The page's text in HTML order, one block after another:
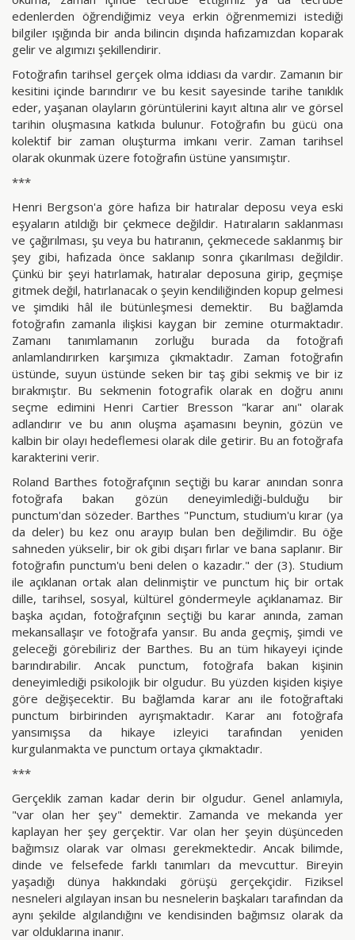
edenlerden öğrendiğimiz veya erkin öğrenmemizi istediği
bilgiler ışığında bir anda bilincin dışında hafızamızdan koparak
gelir ve algımızı şekillendirir.
Fotoğrafın tarihsel gerçek olma iddiası da vardır. Zamanın bir
kesitini içinde barındırır ve bu kesit sayesinde tarihe tanıklık
eder, yaşanan olayların görüntülerini kayıt altına alır ve görsel
tarihin oluşmasına katkıda bulunur. Fotoğrafın bu gücü ona
kolektif bir zaman oluşturma imkanı verir. Zaman tarihsel
olarak okunmak üzere fotoğrafın üstüne yansımıştır.
***
Henri Bergson'a göre hafıza bir hatıralar deposu veya eski
eşyaların atıldığı bir çekmece değildir. Hatıraların saklanması
ve çağırılması, şu veya bu hatıranın, çekmecede saklanmış bir
şey gibi, hafızada önce saklanıp sonra çıkarılması değildir.
Çünkü bir şeyi hatırlamak, hatıralar deposuna girip, geçmişe
gitmek değil, hatırlanacak o şeyin kendiliğinden kopup gelmesi
ve şimdiki hâl ile bütünleşmesi demektir. Bu bağlamda
fotoğrafın zamanla ilişkisi kaygan bir zemine oturmaktadır.
Zamanı tanımlamanın zorluğu burada da fotoğrafı
anlamlandırırken karşımıza çıkmaktadır. Zaman fotoğrafın
üstünde, suyun üstünde seken bir taş gibi sekmiş ve bir iz
bırakmıştır. Bu sekmenin fotografik olarak en doğru anını
seçme edimini Henri Cartier Bresson "karar anı" olarak
adlandırır ve bu anın oluşma aşamasını beynin, gözün ve
kalbin bir olayı hedeflemesi olarak dile getirir. Bu an fotoğrafa
karakterini verir.
Roland Barthes fotoğrafçının seçtiği bu karar anından sonra
fotoğrafa bakan gözün deneyimlediği-bulduğu bir
punctum'dan sözeder. Barthes "Punctum, studium'u kırar (ya
da deler) bu kez onu arayıp bulan ben değilimdir. Bu öğe
sahneden yükselir, bir ok gibi dışarı fırlar ve bana saplanır. Bir
fotoğrafın punctum'u beni delen o kazadır." der (3). Studium
ile açıklanan ortak alan delinmiştir ve punctum hiç bir ortak
dille, tarihsel, sosyal, kültürel göndermeyle açıklanamaz. Bir
başka açıdan, fotoğrafçının seçtiği bu karar anında, zaman
mekansallaşır ve fotoğrafa yansır. Bu anda geçmiş, şimdi ve
geleceği görebiliriz der Barthes. Bu an tüm hikayeyi içinde
barındırabilir. Ancak punctum, fotoğrafa bakan kişinin
deneyimlediği psikolojik bir olgudur. Bu yüzden kişiden kişiye
göre değişecektir. Bu bağlamda karar anı ile fotoğraftaki
punctum birbirinden ayrışmaktadır. Karar anı fotoğrafa
yansımışsa da hikaye izleyici tarafından yeniden
kurgulanmakta ve punctum ortaya çıkmaktadır.
***
Gerçeklik zaman kadar derin bir olgudur. Genel anlamıyla,
"var olan her şey" demektir. Zamanda ve mekanda yer
kaplayan her şey gerçektir. Var olan her şeyin düşünceden
bağımsız olarak var olması gerekmektedir. Ancak bilimde,
dinde ve felsefede farklı tanımları da mevcuttur. Bireyin
yaşadığı dünya hakkındaki görüşü gerçekçidir. Fiziksel
nesneleri algılayan insan bu nesnelerin başkaları tarafından da
aynı şekilde algılandığını ve kendisinden bağımsız olarak da
var olduklarına inanır.